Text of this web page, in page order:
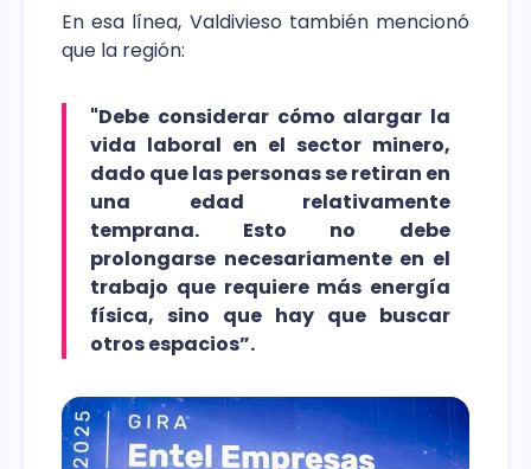
En esa línea, Valdivieso también mencionó
que la región:
"Debe considerar cómo alargar la
vida laboral en el sector minero,
dado que las personas se retiran en
una edad relativamente
temprana. Esto no debe
prolongarse necesariamente en el
trabajo que requiere más energía
física, sino que hay que buscar
otros espacios”.